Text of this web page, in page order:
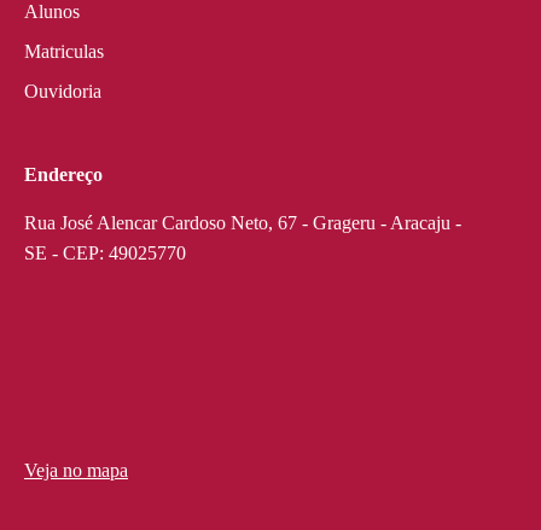
Alunos
Matriculas
Ouvidoria
Endereço
Rua José Alencar Cardoso Neto, 67 - Grageru - Aracaju -
SE - CEP: 49025770
Veja no mapa